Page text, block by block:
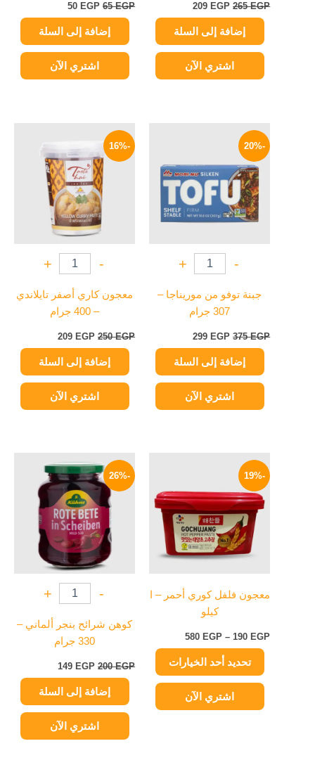
265EGP
209 EGP
إضافة إلى السلة
اشتري الآن
65EGP
50 EGP
إضافة إلى السلة
اشتري الآن
-20%
-
+
جبنة توفو من موريناجا –
307 جرام
375EGP
375 EGP.
299 EGP
299 EGP.
إضافة إلى السلة
اشتري الآن
-16%
-
+
معجون كاري أصفر تايلاندي
– 400 جرام
250EGP
هو:
250 EGP.
209 EGP
هو:
209 EGP.
إضافة إلى السلة
اشتري الآن
-19%
معجون فلفل كوري أحمر – ا
كيلو
190 EGP
–
580 EGP
خلال
⁦580 EGP⁩
تحديد أحد الخيارات
هناك
العديد
من
الأشكال
المختلفة
اختيار
صفحة
المنتج
اشتري الآن
-26%
-
+
كوهن شرائح بنجر ألماني –
330 جرام
200EGP
الأصلي
هو:
200 EGP.
149 EGP
الحالي
هو:
149 EGP.
إضافة إلى السلة
اشتري الآن